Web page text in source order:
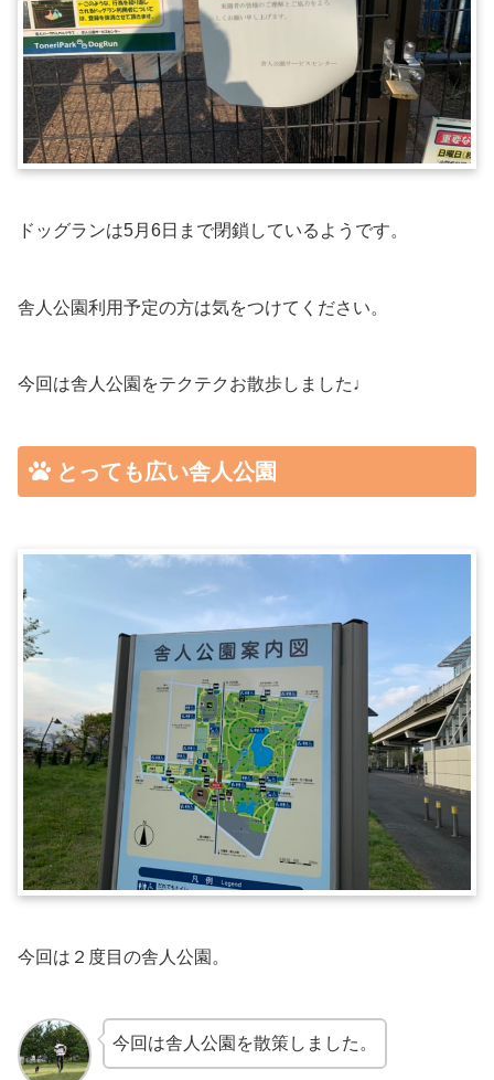
ドッグランは5月6日まで閉鎖しているようです。
舎人公園利用予定の方は気をつけてください。
今回は舎人公園をテクテクお散歩しました♩
とっても広い舎人公園
今回は２度目の舎人公園。
今回は舎人公園を散策しました。